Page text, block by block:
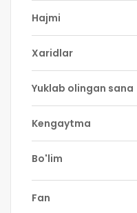
Hajmi
Xaridlar
Yuklab olingan sana
Kengaytma
Bo'lim
Fan